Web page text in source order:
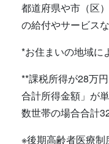
都道府県や市（区
の給付やサービス
*お住まいの地域に
**課税所得が28万
合計所得金額」が
数世帯の場合合計
※後期高齢者医療